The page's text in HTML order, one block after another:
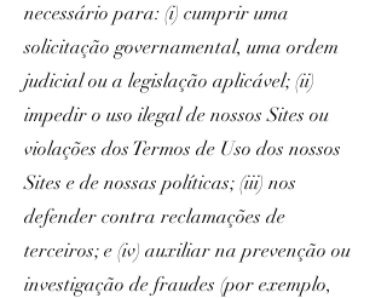
necessário para: (i) cumprir uma
solicitação governamental, uma ordem
judicial ou a legislação aplicável; (ii)
impedir o uso ilegal de nossos Sites ou
violações dos Termos de Uso dos nossos
Sites e de nossas políticas; (iii) nos
defender contra reclamações de
terceiros; e (iv) auxiliar na prevenção ou
investigação de fraudes (por exemplo,